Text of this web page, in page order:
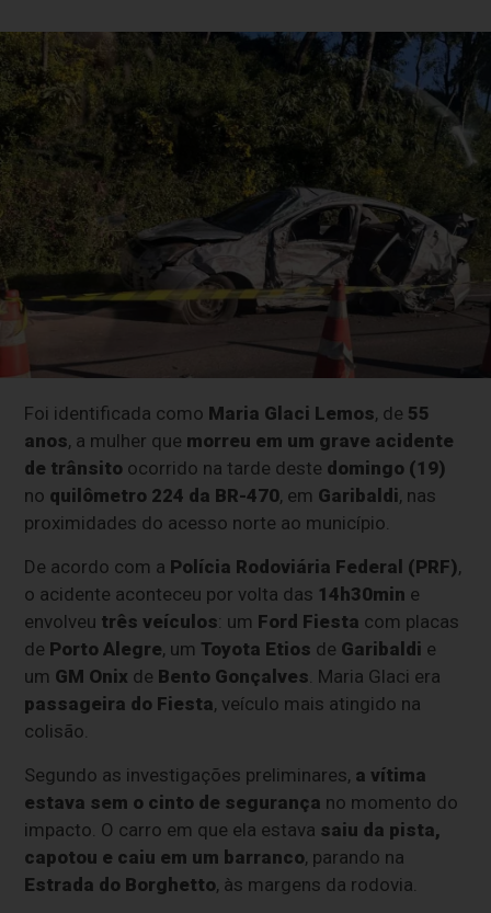
Foi identificada como Maria Glaci Lemos, de 55
anos, a mulher que morreu em um grave acidente
de trânsito ocorrido na tarde deste domingo (19)
no quilômetro 224 da BR-470, em Garibaldi, nas
proximidades do acesso norte ao município.
De acordo com a Polícia Rodoviária Federal (PRF),
o acidente aconteceu por volta das 14h30min e
envolveu três veículos: um Ford Fiesta com placas
de Porto Alegre, um Toyota Etios de Garibaldi e
um GM Onix de Bento Gonçalves . Maria Glaci era
passageira do Fiesta, veículo mais atingido na
colisão.
Segundo as investigações preliminares, a vítima
estava sem o cinto de segurança no momento do
impacto. O carro em que ela estava saiu da pista,
capotou e caiu em um barranco, parando na
Estrada do Borghetto, às margens da rodovia.